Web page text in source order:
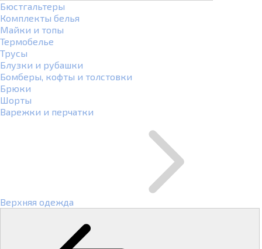
Бюстгальтеры
Комплекты белья
Майки и топы
Термобелье
Трусы
Блузки и рубашки
Бомберы, кофты и толстовки
Брюки
Шорты
Варежки и перчатки
Верхняя одежда